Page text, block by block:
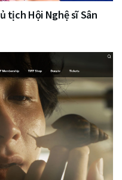
tịch Hội Nghệ sĩ Sân